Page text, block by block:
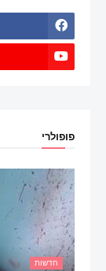
פופולרי
חדשות